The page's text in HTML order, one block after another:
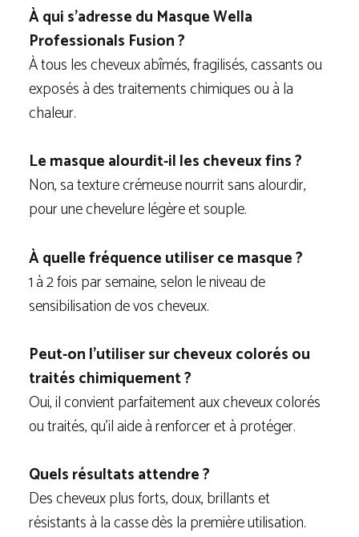
À qui s’adresse du Masque Wella
Professionals Fusion ?
À tous les cheveux abîmés, fragilisés, cassants ou
exposés à des traitements chimiques ou à la
chaleur.
Le masque alourdit-il les cheveux fins ?
Non, sa texture crémeuse nourrit sans alourdir,
pour une chevelure légère et souple.
À quelle fréquence utiliser ce masque ?
1 à 2 fois par semaine, selon le niveau de
sensibilisation de vos cheveux.
Peut-on l’utiliser sur cheveux colorés ou
traités chimiquement ?
Oui, il convient parfaitement aux cheveux colorés
ou traités, qu’il aide à renforcer et à protéger.
Quels résultats attendre ?
Des cheveux plus forts, doux, brillants et
résistants à la casse dès la première utilisation.